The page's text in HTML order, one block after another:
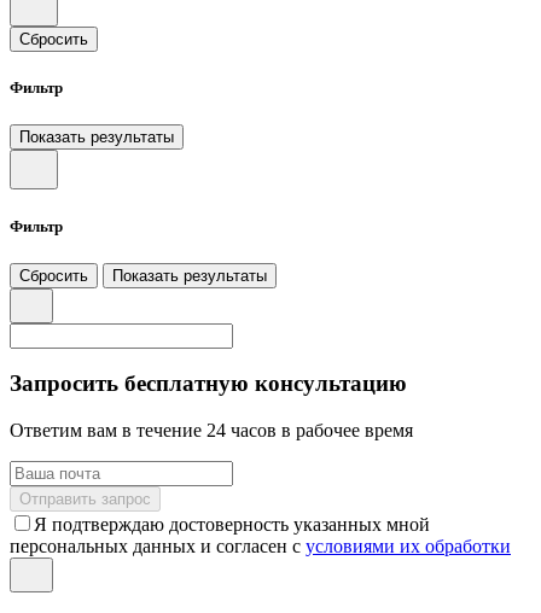
Сбросить
Фильтр
Показать результаты
Фильтр
Сбросить Показать результаты
Запросить бесплатную консультацию
Ответим вам в течение 24 часов в рабочее время
Отправить запрос
Я подтверждаю достоверность указанных мной
персональных данных и согласен с условиями их обработки